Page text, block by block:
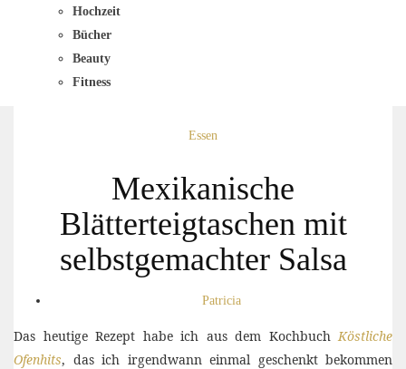
Hochzeit
Bücher
Beauty
Fitness
Essen
Mexikanische
Blätterteigtaschen mit
selbstgemachter Salsa
Patricia
Das heutige Rezept habe ich aus dem KochbuchKöstliche
Ofenhits, das ich irgendwann einmal geschenkt bekommen